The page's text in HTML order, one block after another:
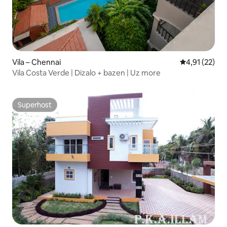
Vila – Chennai Prosječna
4,91 (22)
Vila Costa Verde | Dizalo + bazen | Uz more
Superhost
Superhost